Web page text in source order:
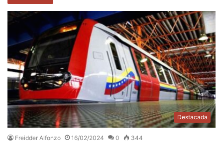
Destacada
Freidder Alfonzo 16/02/2024 0 344